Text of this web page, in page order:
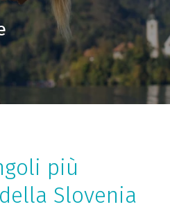
più
Slovenia